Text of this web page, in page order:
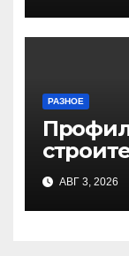
РАЗНОЕ
Медичи
АВГ 3, 2026